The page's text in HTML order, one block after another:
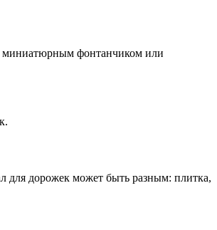
миниатюрным фонтанчиком или
для дорожек может быть разным: плитка,